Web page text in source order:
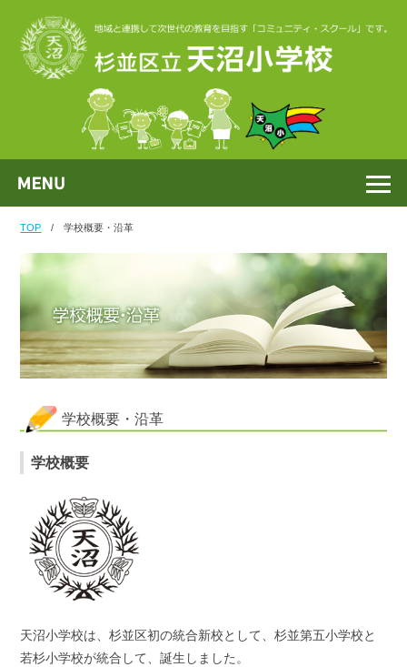
TOP /学校概要・沿革
学校概要・沿革
学校概要
天沼小学校は、杉並区初の統合新校として、杉並第五小学校と
若杉小学校が統合して、誕生しました。